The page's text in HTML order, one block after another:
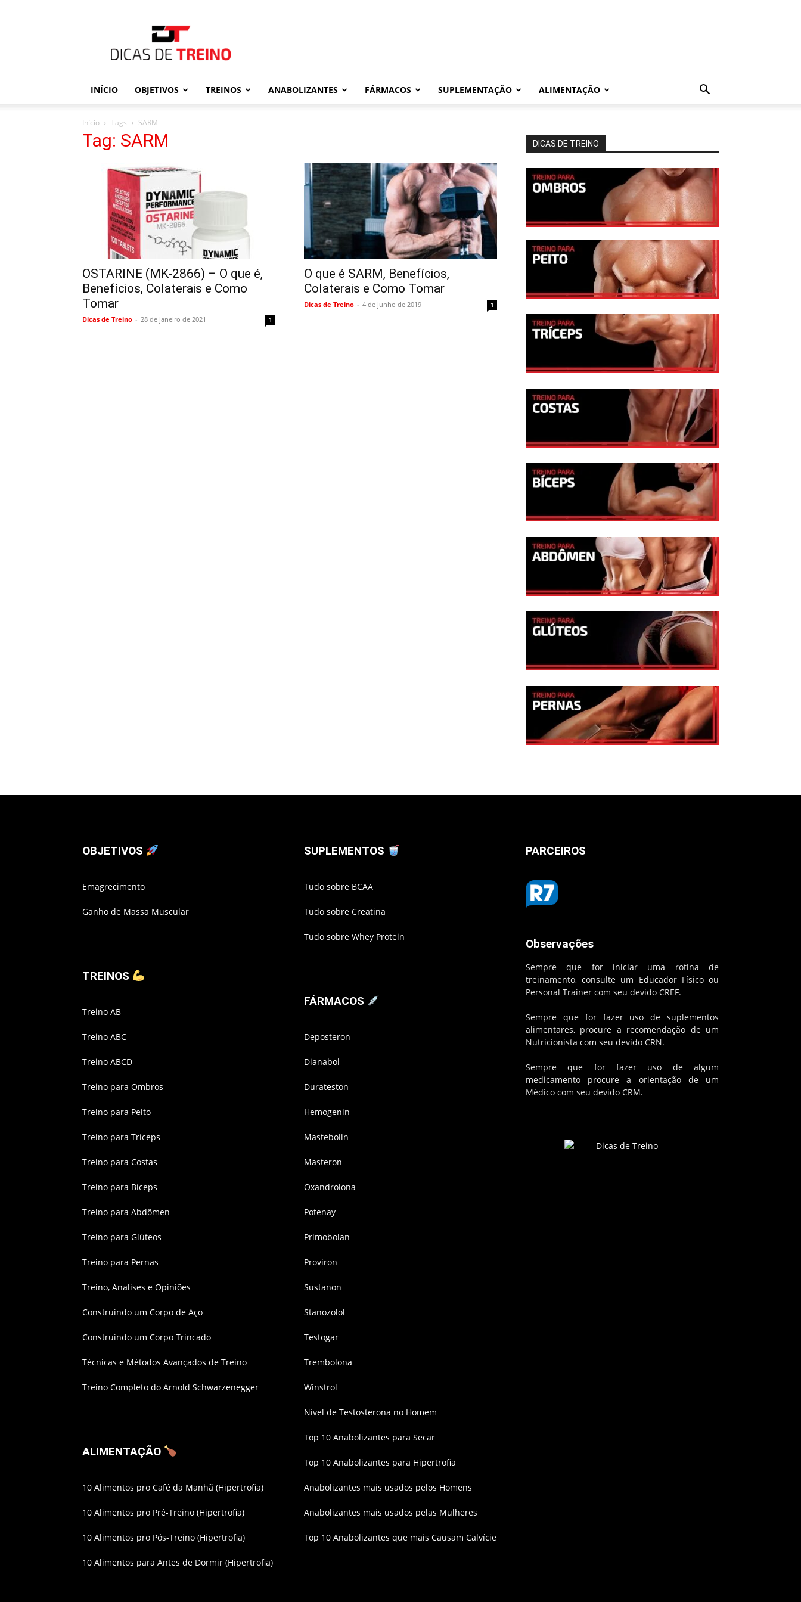
de
Treino
INÍCIO OBJETIVOS TREINOS ANABOLIZANTES FÁRMACOS SUPLEMENTAÇÃO ALIMENTAÇÃO
Início Tags SARM
Tag: SARM
OSTARINE (MK-2866) – O que é,
Benefícios, Colaterais e Como
Tomar
Dicas de Treino - 28 de janeiro de 2021 1
O que é SARM, Benefícios,
Colaterais e Como Tomar
Dicas de Treino - 4 de junho de 2019 1
DICAS DE TREINO
OBJETIVOS
Emagrecimento
Ganho de Massa Muscular
TREINOS
Treino AB
Treino ABC
Treino ABCD
Treino para Ombros
Treino para Peito
Treino para Tríceps
Treino para Costas
Treino para Bíceps
Treino para Abdômen
Treino para Glúteos
Treino para Pernas
Treino, Analises e Opiniões
Construindo um Corpo de Aço
Construindo um Corpo Trincado
Técnicas e Métodos Avançados de Treino
Treino Completo do Arnold Schwarzenegger
ALIMENTAÇÃO
10 Alimentos pro Café da Manhã (Hipertrofia)
10 Alimentos pro Pré-Treino (Hipertrofia)
10 Alimentos pro Pós-Treino (Hipertrofia)
10 Alimentos para Antes de Dormir (Hipertrofia)
SUPLEMENTOS
Tudo sobre BCAA
Tudo sobre Creatina
Tudo sobre Whey Protein
FÁRMACOS
Deposteron
Dianabol
Durateston
Hemogenin
Mastebolin
Masteron
Oxandrolona
Potenay
Primobolan
Proviron
Sustanon
Stanozolol
Testogar
Trembolona
Winstrol
Nível de Testosterona no Homem
Top 10 Anabolizantes para Secar
Top 10 Anabolizantes para Hipertrofia
Anabolizantes mais usados pelos Homens
Anabolizantes mais usados pelas Mulheres
Top 10 Anabolizantes que mais Causam Calvície
PARCEIROS
Observações
Sempre que for iniciar uma rotina de
treinamento, consulte um Educador Físico ou
Personal Trainer com seu devido CREF.
Sempre que for fazer uso de suplementos
alimentares, procure a recomendação de um
Nutricionista com seu devido CRN.
Sempre que for fazer uso de algum
medicamento procure a orientação de um
Médico com seu devido CRM.